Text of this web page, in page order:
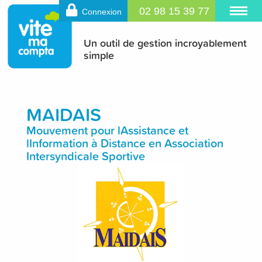
Un outil de gestion incroyablement
simple
Connexion 02 98 15 39 77
MAIDAIS
Mouvement pour lAssistance et
lInformation à Distance en Association
Intersyndicale Sportive